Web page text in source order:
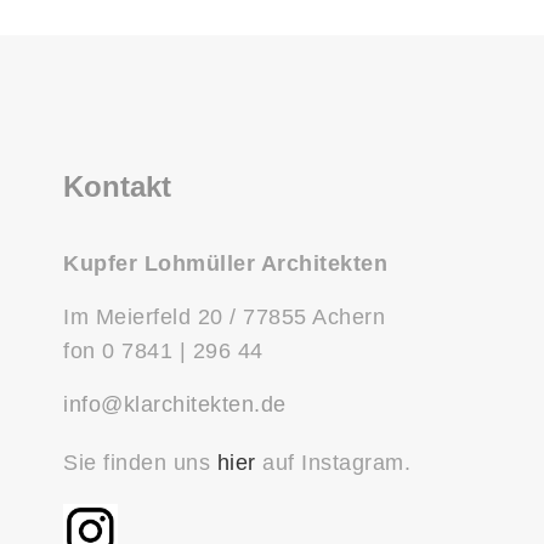
Kontakt
Kupfer Lohmüller Architekten
Im Meierfeld 20 / 77855 Achern
fon 0 7841 | 296 44
info@klarchitekten.de
Sie finden uns hier auf Instagram.